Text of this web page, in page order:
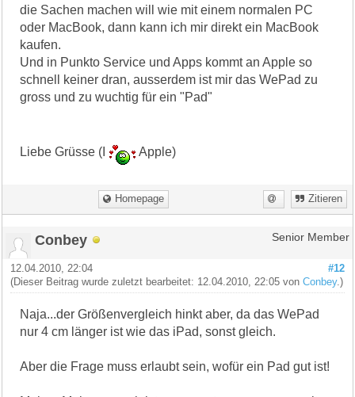
die Sachen machen will wie mit einem normalen PC
oder MacBook, dann kann ich mir direkt ein MacBook
kaufen.
Und in Punkto Service und Apps kommt an Apple so
schnell keiner dran, ausserdem ist mir das WePad zu
gross und zu wuchtig für ein "Pad"
Liebe Grüsse (I Apple)
Homepage Zitieren
Conbey Senior Member
#12
12.04.2010, 22:04
(Dieser Beitrag wurde zuletzt bearbeitet: 12.04.2010, 22:05 vonConbey.)
Naja...der Größenvergleich hinkt aber, da das WePad
nur 4 cm länger ist wie das iPad, sonst gleich.
Aber die Frage muss erlaubt sein, wofür ein Pad gut ist!